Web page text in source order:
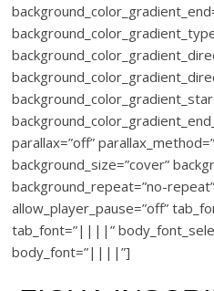
parallax=”off”
background_size=”cover”
background_repeat=”no-
allow_player_pause=”off”
tab_font=”||||”
body_font=”||||”]